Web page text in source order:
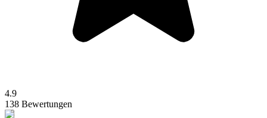
4.9
138 Bewertungen